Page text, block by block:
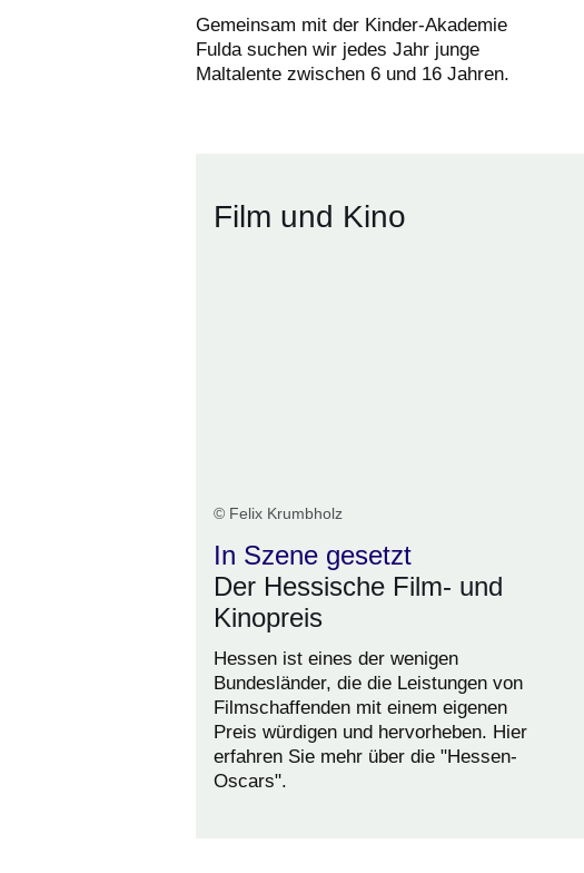
Gemeinsam mit der Kinder-Akademie
Fulda suchen wir jedes Jahr junge
Maltalente zwischen 6 und 16 Jahren.
Film und Kino
© Felix Krumbholz
In Szene gesetzt
Der Hessische Film- und
Kinopreis
Hessen ist eines der wenigen
Bundesländer, die die Leistungen von
Filmschaffenden mit einem eigenen
Preis würdigen und hervorheben. Hier
erfahren Sie mehr über die "Hessen-
Oscars".